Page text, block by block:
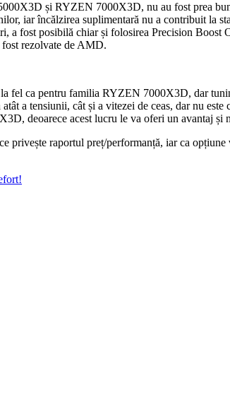
și RYZEN 7000X3D, nu au fost prea
iar încălzirea suplimentară nu a contribuit
fost posibilă chiar și folosirea Precision Boost
rezolvate de AMD.
fel ca pentru familia RYZEN 7000X3D, dar
a tensiunii, cât și a vitezei de ceas, dar nu
deoarece acest lucru le va oferi un avantaj și
raportul preț/performanță, iar ca